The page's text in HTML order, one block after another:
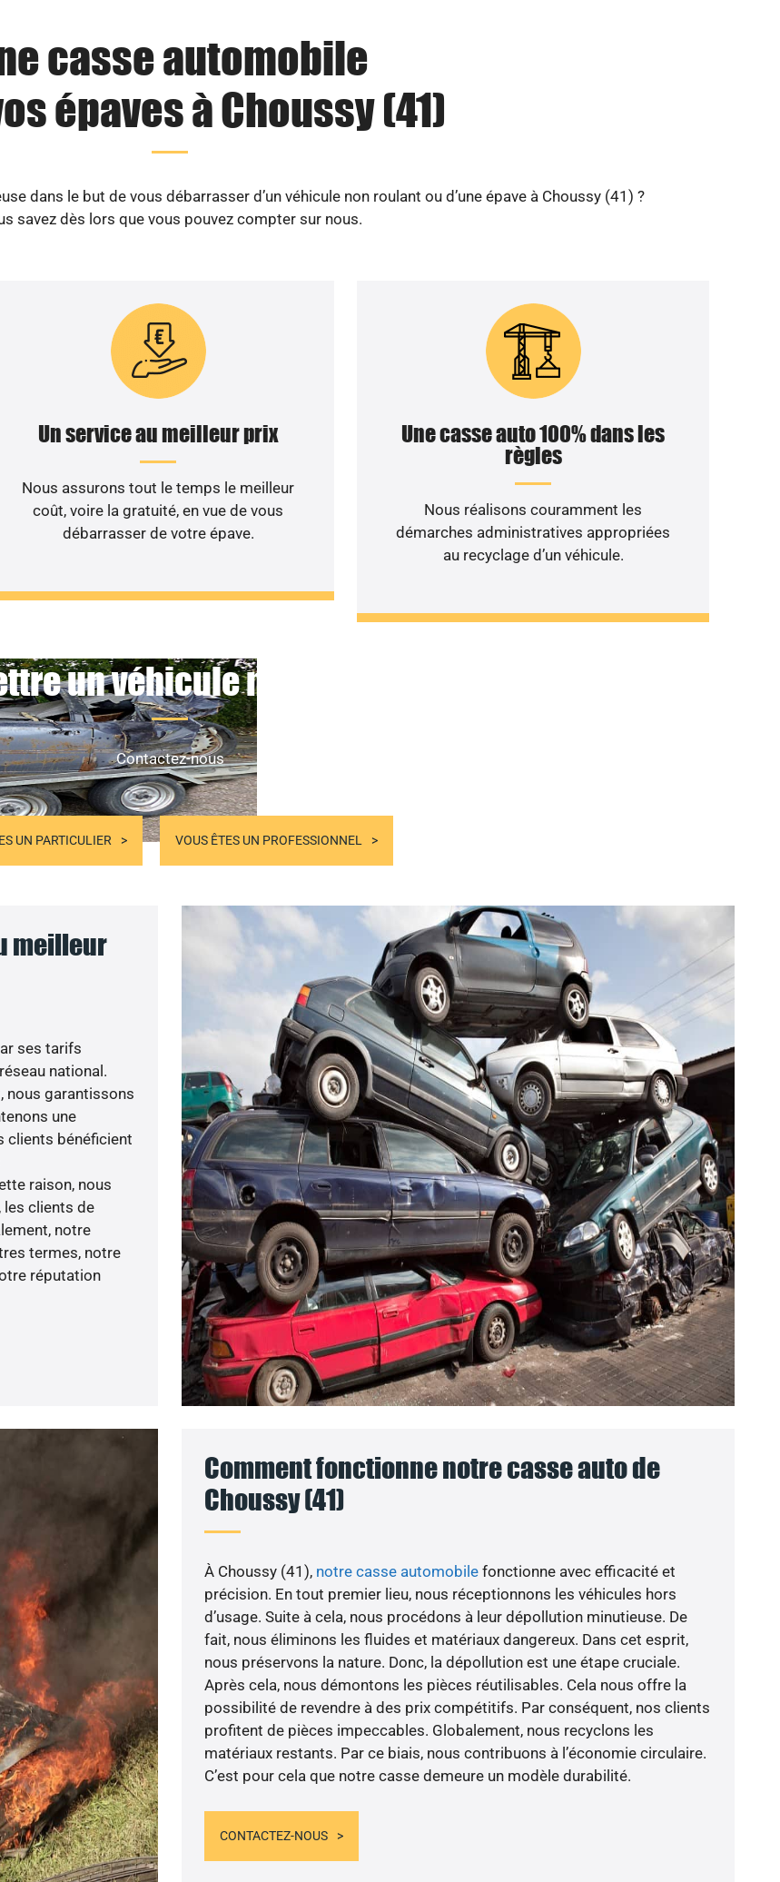
casse automobile
épaves à Choussy (41)
dans le but de vous débarrasser d’un véhicule non roulant ou d’une épave à Choussy (41) ?
savez dès lors que vous pouvez compter sur nous.
Un service au meilleur prix
Nous assurons tout le temps le meilleur
coût, voire la gratuité, en vue de vous
débarrasser de votre épave.
Une casse auto 100% dans les
règles
Nous réalisons couramment les
démarches administratives appropriées
au recyclage d’un véhicule.
un véhicule non roulant au rebut ?
Contactez-nous
UN PARTICULIER VOUS ÊTES UN PROFESSIONNEL
meilleur
ses tarifs
national.
nous garantissons
une
clients bénéficient
raison, nous
clients de
notre
termes, notre
réputation
Comment fonctionne notre casse auto de
Choussy (41)
À Choussy (41), notre casse automobile fonctionne avec efficacité et
précision. En tout premier lieu, nous réceptionnons les véhicules hors
d’usage. Suite à cela, nous procédons à leur dépollution minutieuse. De
fait, nous éliminons les fluides et matériaux dangereux. Dans cet esprit,
nous préservons la nature. Donc, la dépollution est une étape cruciale.
Après cela, nous démontons les pièces réutilisables. Cela nous offre la
possibilité de revendre à des prix compétitifs. Par conséquent, nos clients
profitent de pièces impeccables. Globalement, nous recyclons les
matériaux restants. Par ce biais, nous contribuons à l’économie circulaire.
C’est pour cela que notre casse demeure un modèle durabilité.
CONTACTEZ-NOUS